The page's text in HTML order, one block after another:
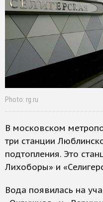
Photo: rg.ru
В московском
три станции
подтопления. Это
Лихоборы» и
Вода появилась на